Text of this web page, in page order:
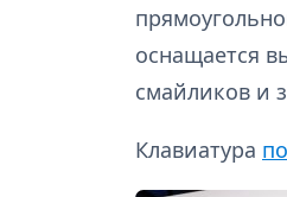
оснащается
смайликов и
Клавиатура